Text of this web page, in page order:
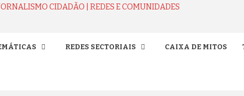
CIDADÃO | REDES E COMUNIDADES
REDES SECTORIAIS CAIXA DE MITOS